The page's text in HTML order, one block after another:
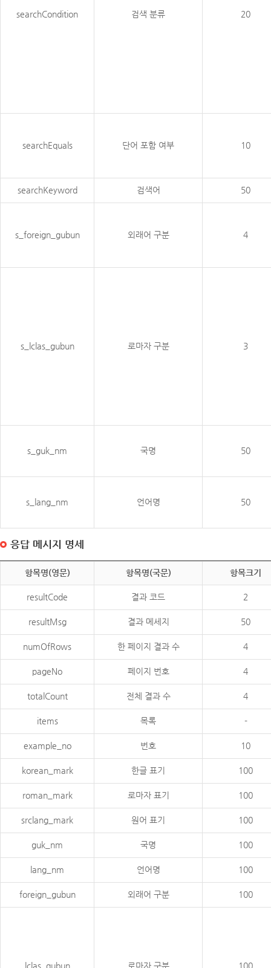
searchCondition 검색 분류 20
searchEquals 단어 포함 여부 10
searchKeyword 검색어 50
s_foreign_gubun 외래어 구분 4
s_lclas_gubun 로마자 구분 3
s_guk_nm 국명 50
s_lang_nm 언어명 50
응답 메시지 명세
항목명(영문) 항목명(국문) 항목크기
resultCode 결과 코드 2
resultMsg 결과 메세지 50
numOfRows 한 페이지 결과 수 4
pageNo 페이지 번호 4
totalCount 전체 결과 수 4
items 목록 -
example_no 번호 10
korean_mark 한글 표기 100
roman_mark 로마자 표기 100
srclang_mark 원어 표기 100
guk_nm 국명 100
lang_nm 언어명 100
foreign_gubun 외래어 구분 100
lclas_gubun 로마자 구분 100